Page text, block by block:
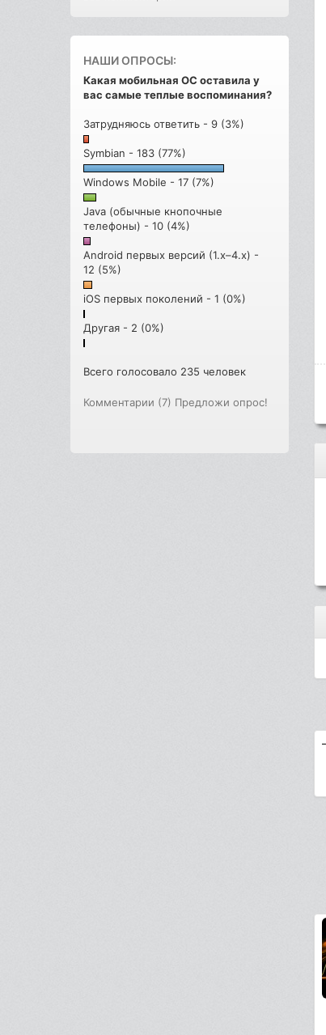
НАШИ ОПРОСЫ:
Какая мобильная ОС оставила у
вас самые теплые воспоминания?
Затрудняюсь ответить - 9 (3%)
Symbian - 183 (77%)
Windows Mobile - 17 (7%)
Java (обычные кнопочные
телефоны) - 10 (4%)
Android первых версий (1.x–4.x) -
12 (5%)
iOS первых поколений - 1 (0%)
Другая - 2 (0%)
Всего голосовало 235 человек
Комментарии (7) Предложи опрос!